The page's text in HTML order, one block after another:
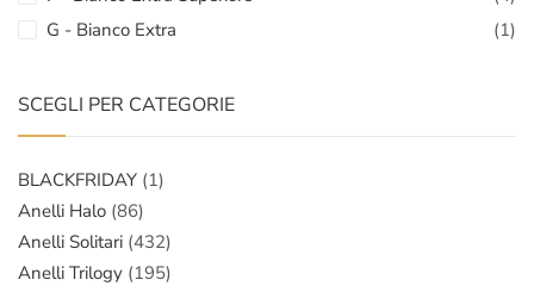
G - Bianco Extra
(1)
SCEGLI PER CATEGORIE
BLACKFRIDAY (1)
Anelli Halo (86)
Anelli Solitari (432)
Anelli Trilogy (195)